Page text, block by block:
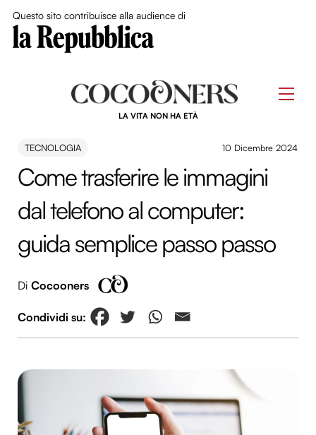
Questo sito contribuisce alla audience di
LA VITA NON HA ETÀ
TECNOLOGIA 10 Dicembre 2024
Come trasferire le immagini
dal telefono al computer:
guida semplice passo passo
Di Cocooners